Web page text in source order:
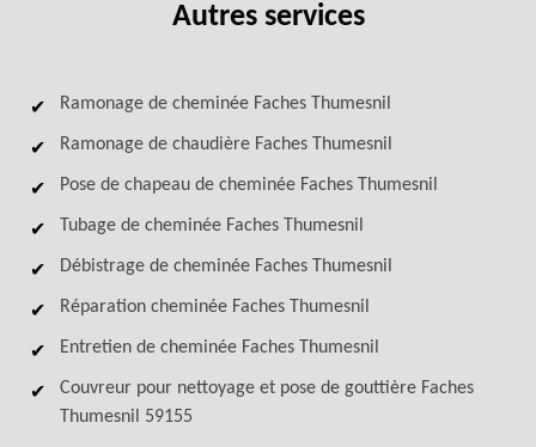
Autres services
Ramonage de cheminée Faches Thumesnil
Ramonage de chaudière Faches Thumesnil
Pose de chapeau de cheminée Faches Thumesnil
Tubage de cheminée Faches Thumesnil
Débistrage de cheminée Faches Thumesnil
Réparation cheminée Faches Thumesnil
Entretien de cheminée Faches Thumesnil
Couvreur pour nettoyage et pose de gouttière Faches
Thumesnil 59155